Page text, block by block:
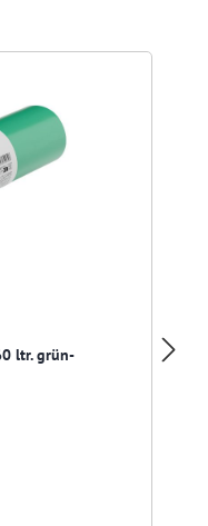
ltr. grün-